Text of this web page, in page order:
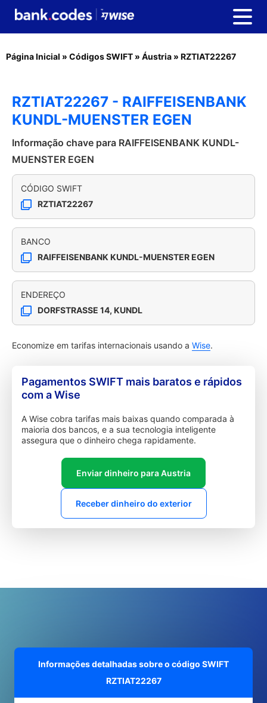
Página Inicial » Códigos SWIFT » Áustria » RZTIAT22267
RZTIAT22267 - RAIFFEISENBANK
KUNDL-MUENSTER EGEN
Informação chave para RAIFFEISENBANK KUNDL-
MUENSTER EGEN
CÓDIGO SWIFT
RZTIAT22267
BANCO
RAIFFEISENBANK KUNDL-MUENSTER EGEN
ENDEREÇO
DORFSTRASSE 14, KUNDL
Economize em tarifas internacionais usando a Wise.
Pagamentos SWIFT mais baratos e rápidos
com a Wise
A Wise cobra tarifas mais baixas quando comparada à
maioria dos bancos, e a sua tecnologia inteligente
assegura que o dinheiro chega rapidamente.
Enviar dinheiro para Austria
Receber dinheiro do exterior
Informações detalhadas sobre o código SWIFT
RZTIAT22267